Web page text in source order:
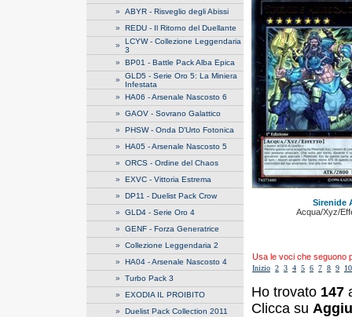
» ABYR - Risveglio degli Abissi
» REDU - Il Ritorno del Duellante
» LCYW - Collezione Leggendaria
3
» BP01 - Battle Pack Alba Epica
» GLD5 - Serie Oro 5: La Miniera
Infestata
» HA06 - Arsenale Nascosto 6
» GAOV - Sovrano Galattico
» PHSW - Onda D'Urto Fotonica
» HA05 - Arsenale Nascosto 5
» ORCS - Ordine del Chaos
» EXVC - Vittoria Estrema
» DP11 - Duelist Pack Crow
» GLD4 - Serie Oro 4
» GENF - Forza Generatrice
» Collezione Leggendaria 2
» HA04 - Arsenale Nascosto 4
» Turbo Pack 3
» EXODIA IL PROIBITO
» Duelist Pack Collection 2011
Sirenide
Acqua/Xyz/
Usa le voci che seguono
Inizio 2 3 4 5 6 7 8 9 10
Ho trovato 147
Clicca su